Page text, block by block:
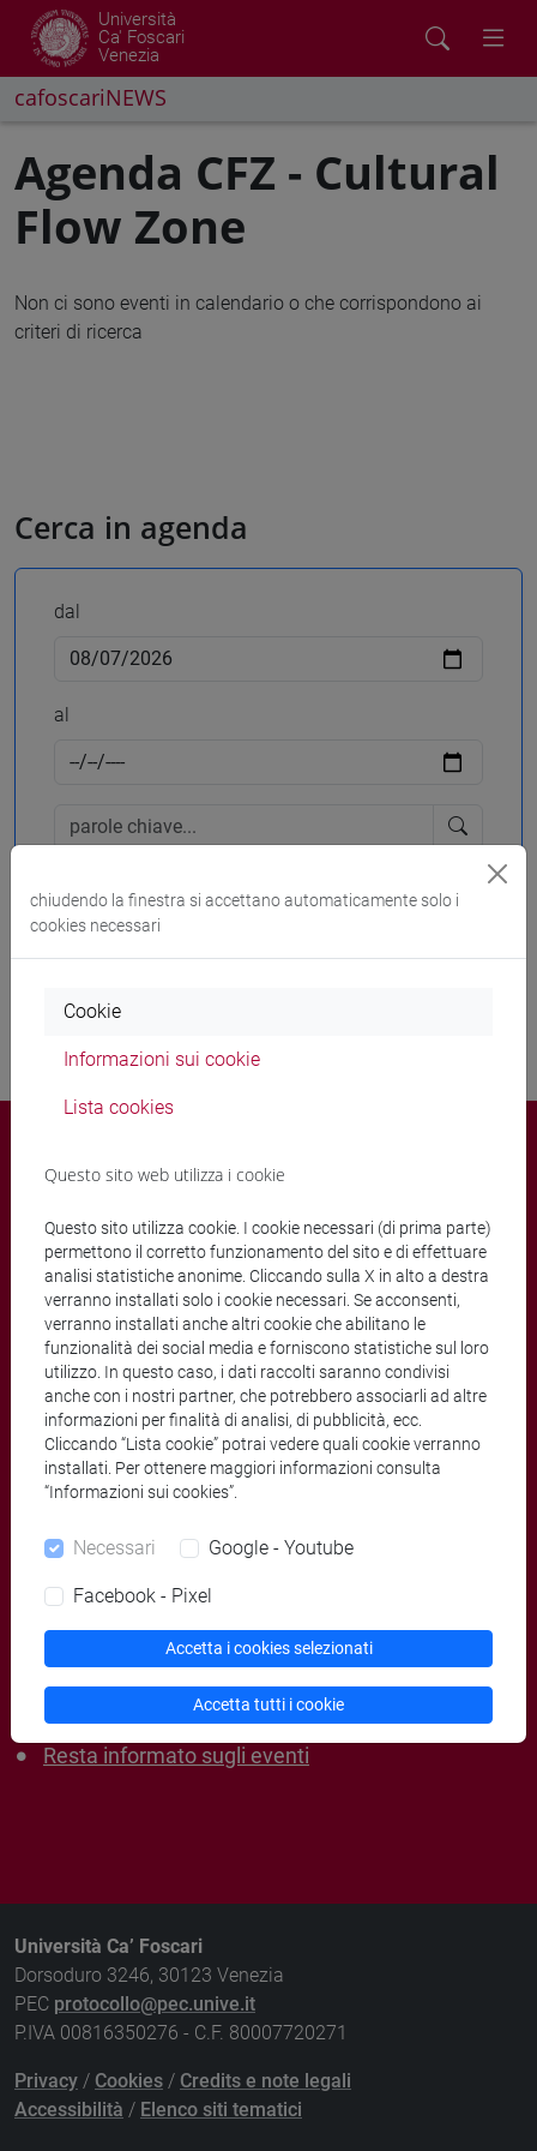
Università
Ca' Foscari
Venezia
cafoscariNEWS
Agenda CFZ - Cultural
Flow Zone
Non ci sono eventi in calendario o che corrispondono ai
criteri di ricerca
Cerca in agenda
dal
al
Rimuovi filtri
cafoscariNEWS
ISSN 2532-7631
Press / comunicazione
Iscrizione newslettere cafoscariNEWS
Policy cfNEWS
Eventi
Eventi in diretta streaming
Resta informato sugli eventi
Università Ca’ Foscari
Dorsoduro 3246, 30123 Venezia
PEC protocollo@pec.unive.it
P.IVA 00816350276 - C.F. 80007720271
Privacy / Cookies / Credits e note legali
Accessibilità / Elenco siti tematici
chiudendo la finestra si accettano automaticamente solo i
cookies necessari
Cookie
Informazioni sui cookie
Lista cookies
Questo sito web utilizza i cookie
Questo sito utilizza cookie. I cookie necessari (di prima parte)
permettono il corretto funzionamento del sito e di effettuare
analisi statistiche anonime. Cliccando sulla X in alto a destra
verranno installati solo i cookie necessari. Se acconsenti,
verranno installati anche altri cookie che abilitano le
funzionalità dei social media e forniscono statistiche sul loro
utilizzo. In questo caso, i dati raccolti saranno condivisi
anche con i nostri partner, che potrebbero associarli ad altre
informazioni per finalità di analisi, di pubblicità, ecc.
Cliccando “Lista cookie” potrai vedere quali cookie verranno
installati. Per ottenere maggiori informazioni consulta
“Informazioni sui cookies”.
Necessari Google - Youtube
Facebook - Pixel
Accetta i cookies selezionati
Accetta tutti i cookie